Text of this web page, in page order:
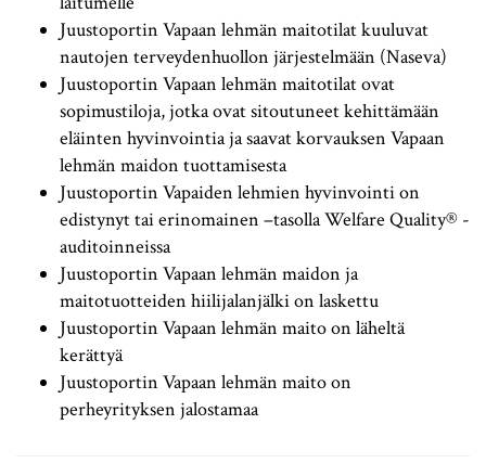
Juustoportin Vapaan lehmän maitotilat kuuluvat
nautojen terveydenhuollon järjestelmään (Naseva)
Juustoportin Vapaan lehmän maitotilat ovat
sopimustiloja, jotka ovat sitoutuneet kehittämään
eläinten hyvinvointia ja saavat korvauksen Vapaan
lehmän maidon tuottamisesta
Juustoportin Vapaiden lehmien hyvinvointi on
edistynyt tai erinomainen –tasolla Welfare Quality® -
auditoinneissa
Juustoportin Vapaan lehmän maidon ja
maitotuotteiden hiilijalanjälki on laskettu
Juustoportin Vapaan lehmän maito on läheltä
kerättyä
Juustoportin Vapaan lehmän maito on
perheyrityksen jalostamaa